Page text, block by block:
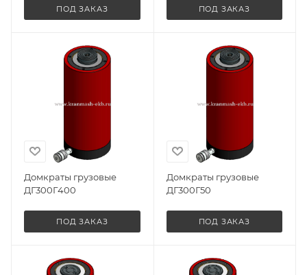
ПОД ЗАКАЗ ПОД ЗАКАЗ
Домкраты грузовые
ДГ300Г400
ПОД ЗАКАЗ
Домкраты грузовые
ДГ300Г50
ПОД ЗАКАЗ